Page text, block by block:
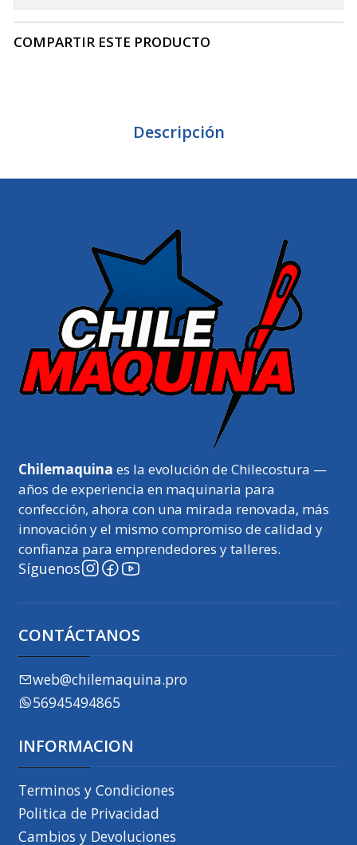
COMPARTIR ESTE PRODUCTO
Descripción
Chilemaquina es la evolución de Chilecostura —
años de experiencia en maquinaria para
confección, ahora con una mirada renovada, más
innovación y el mismo compromiso de calidad y
confianza para emprendedores y talleres.
Síguenos
CONTÁCTANOS
web@chilemaquina.pro
56945494865
INFORMACION
Terminos y Condiciones
Politica de Privacidad
Cambios y Devoluciones